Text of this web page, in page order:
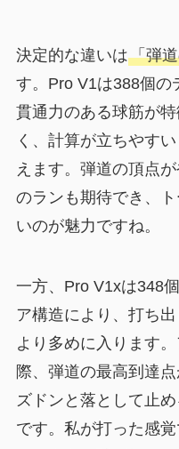
決定的な違いは「弾
す。Pro V1は388個の
貫通力のある球筋が
く、計算が立ちやす
えます。弾道の頂点
のランも期待でき、
いのが魅力ですね。
一方、Pro V1xは348
ア構造により、打ち
より多めに入ります
際、弾道の最高到達
ズドンと落として止
です。私が打った感